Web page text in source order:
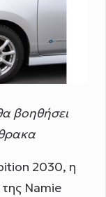
βοηθήσει
2030, η
της Namie